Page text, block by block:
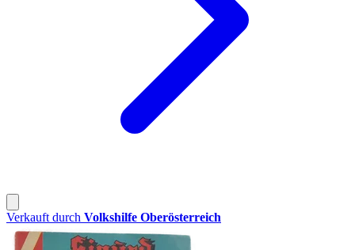
Verkauft durch Volkshilfe Oberösterreich